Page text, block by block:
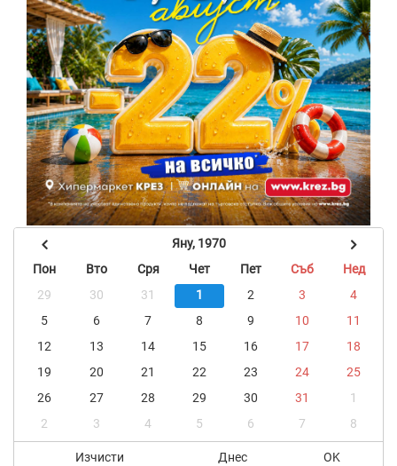
Яну, 1970
Пон
Вто Сря Чет Пет Съб
Нед
29
30 31 1 2 3
4
5
6 7 8 9 10
11
12
13 14 15 16 17
18
19
20 21 22 23 24
25
26
27 28 29 30 31
1
2
3 4 5 6 7 8
Изчисти Днес OK